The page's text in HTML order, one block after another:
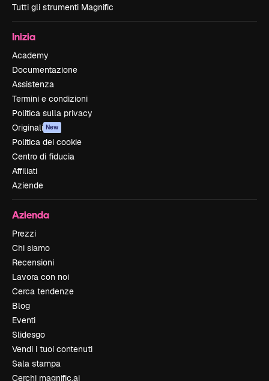
Tutti gli strumenti Magnific
Inizia
Academy
Documentazione
Assistenza
Termini e condizioni
Politica sulla privacy
Originali New
Politica dei cookie
Centro di fiducia
Affiliati
Aziende
Azienda
Prezzi
Chi siamo
Recensioni
Lavora con noi
Cerca tendenze
Blog
Eventi
Slidesgo
Vendi i tuoi contenuti
Sala stampa
Cerchi magnific.ai